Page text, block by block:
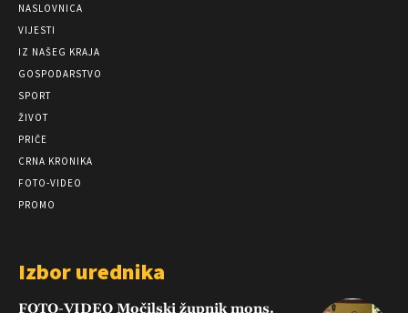
NASLOVNICA
VIJESTI
IZ NAŠEG KRAJA
GOSPODARSTVO
SPORT
ŽIVOT
PRIČE
CRNA KRONIKA
FOTO-VIDEO
PROMO
Izbor urednika
FOTO-VIDEO Močilski župnik mons.